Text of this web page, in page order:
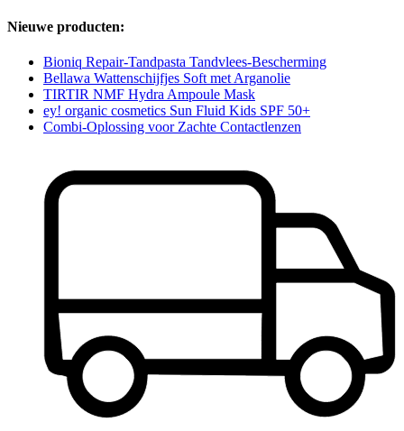
Nieuwe producten:
Bioniq Repair-Tandpasta Tandvlees-Bescherming
Bellawa Wattenschijfjes Soft met Arganolie
TIRTIR NMF Hydra Ampoule Mask
ey! organic cosmetics Sun Fluid Kids SPF 50+
Combi-Oplossing voor Zachte Contactlenzen